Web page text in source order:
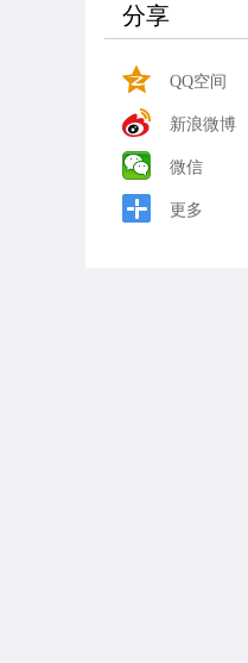
分享
QQ空间
新浪微博
微信
更多